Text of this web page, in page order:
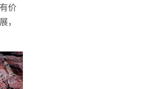
价
，